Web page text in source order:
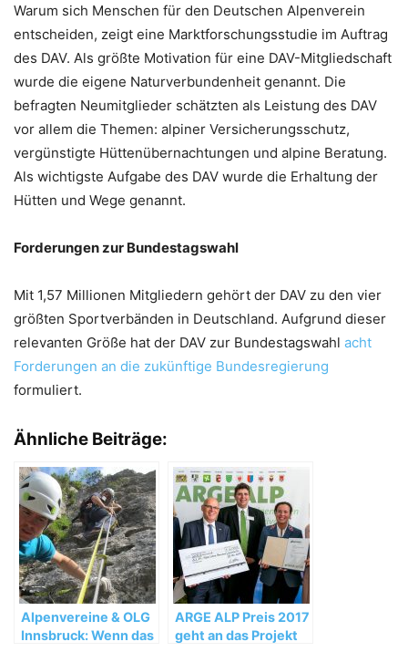
Warum sich Menschen für den Deutschen Alpenverein
entscheiden, zeigt eine Marktforschungsstudie im Auftrag
des DAV. Als größte Motivation für eine DAV-Mitgliedschaft
wurde die eigene Naturverbundenheit genannt. Die
befragten Neumitglieder schätzten als Leistung des DAV
vor allem die Themen: alpiner Versicherungsschutz,
vergünstigte Hüttenübernachtungen und alpine Beratung.
Als wichtigste Aufgabe des DAV wurde die Erhaltung der
Hütten und Wege genannt.
Forderungen zur Bundestagswahl
Mit 1,57 Millionen Mitgliedern gehört der DAV zu den vier
größten Sportverbänden in Deutschland. Aufgrund dieser
relevanten Größe hat der DAV zur Bundestagswahl acht
Forderungen an die zukünftige Bundesregierung
formuliert.
Ähnliche Beiträge:
Alpenvereine & OLG
Innsbruck: Wenn das
ARGE ALP Preis 2017
geht an das Projekt